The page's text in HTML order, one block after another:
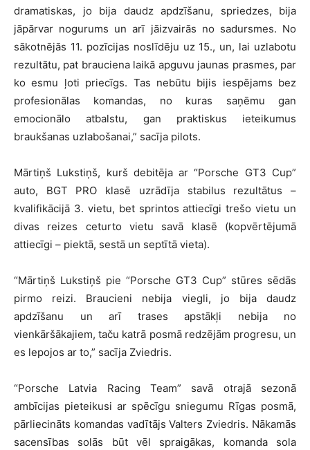
dramatiskas, jo bija daudz apdzīšanu, spriedzes, bija
jāpārvar nogurums un arī jāizvairās no sadursmes. No
sākotnējās 11. pozīcijas noslīdēju uz 15., un, lai uzlabotu
rezultātu, pat brauciena laikā apguvu jaunas prasmes, par
ko esmu ļoti priecīgs. Tas nebūtu bijis iespējams bez
profesionālas komandas, no kuras saņēmu gan
emocionālo atbalstu, gan praktiskus ieteikumus
braukšanas uzlabošanai,” sacīja pilots.
Mārtiņš Lukstiņš, kurš debitēja ar “Porsche GT3 Cup”
auto, BGT PRO klasē uzrādīja stabilus rezultātus –
kvalifikācijā 3. vietu, bet sprintos attiecīgi trešo vietu un
divas reizes ceturto vietu savā klasē (kopvērtējumā
attiecīgi – piektā, sestā un septītā vieta).
“Mārtiņš Lukstiņš pie “Porsche GT3 Cup” stūres sēdās
pirmo reizi. Braucieni nebija viegli, jo bija daudz
apdzīšanu un arī trases apstākļi nebija no
vienkāršākajiem, taču katrā posmā redzējām progresu, un
es lepojos ar to,” sacīja Zviedris.
“Porsche Latvia Racing Team” savā otrajā sezonā
ambīcijas pieteikusi ar spēcīgu sniegumu Rīgas posmā,
pārliecināts komandas vadītājs Valters Zviedris. Nākamās
sacensības solās būt vēl spraigākas, komanda sola